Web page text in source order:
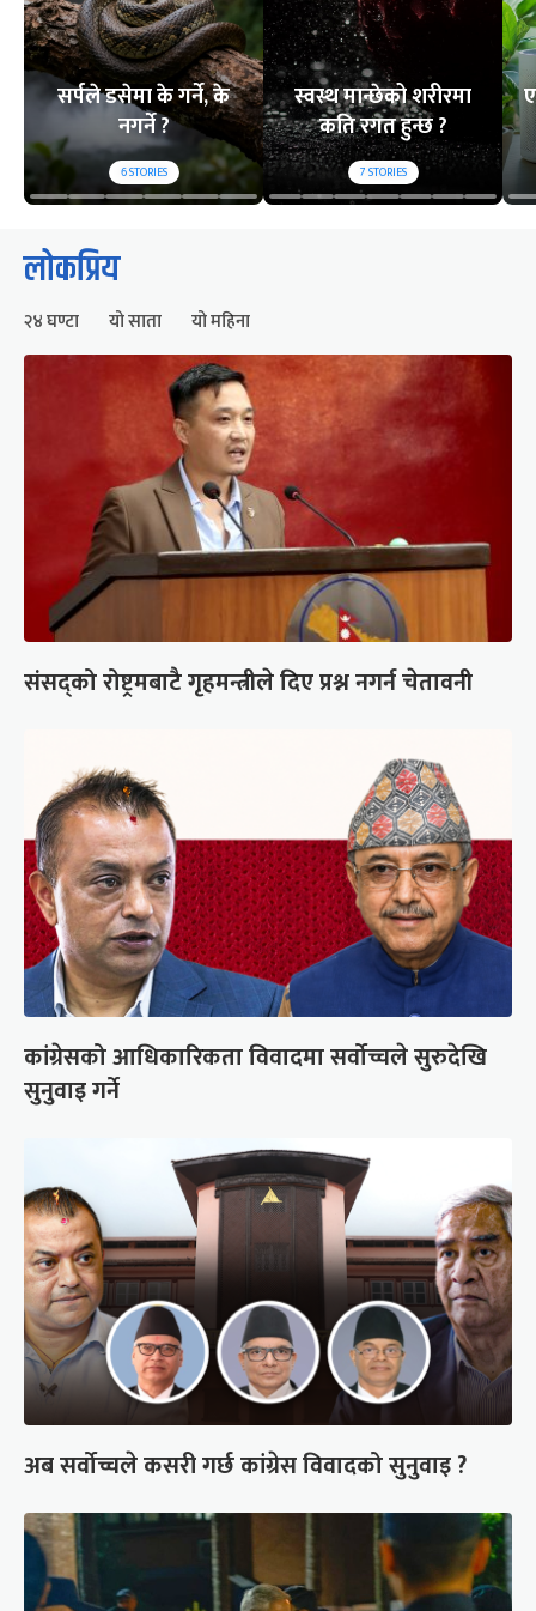
सर्पले डसेमा के गर्ने, के
नगर्ने ?
6STORIES
स्वस्थ मान्छेको शरीरमा
कति रगत हुन्छ ?
7STORIES
लोकप्रिय
२४ घण्टा यो साता यो महिना
संसद्को रोष्ट्रमबाटै गृहमन्त्रीले दिए प्रश्न नगर्न चेतावनी
कांग्रेसको आधिकारिकता विवादमा सर्वोच्चले सुरुदेखि
सुनुवाइ गर्ने
अब सर्वोच्चले कसरी गर्छ कांग्रेस विवादको सुनुवाइ ?